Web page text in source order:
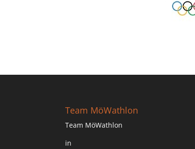
Team MöWathlon
Team MöWathlon
in